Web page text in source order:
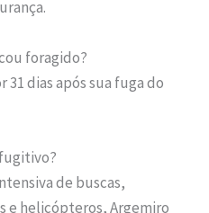
foragido?
dias após sua fuga do
de buscas,
e helicópteros, Argemiro